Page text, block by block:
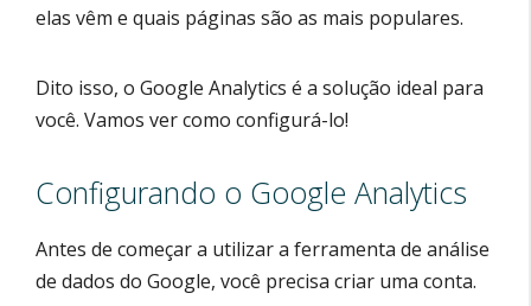
elas vêm e quais páginas são as mais populares.
Dito isso, o Google Analytics é a solução ideal para
você. Vamos ver como configurá-lo!
Configurando o Google Analytics
Antes de começar a utilizar a ferramenta de análise
de dados do Google, você precisa criar uma conta.